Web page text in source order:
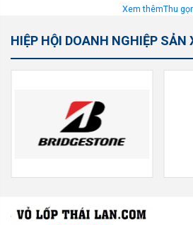
Xem thêmThu
HIỆP HỘI DOANH NGHIỆP SẢN